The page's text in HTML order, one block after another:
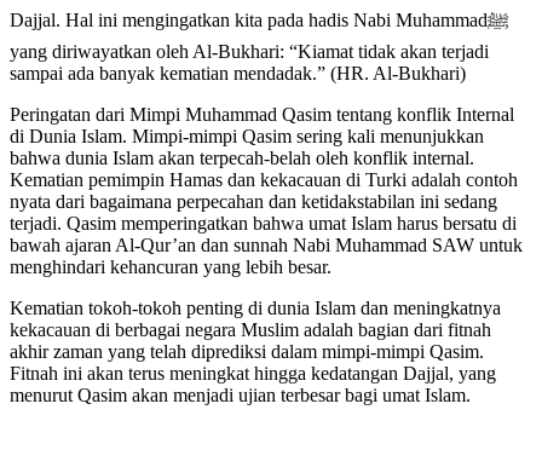
Dajjal. Hal ini mengingatkan kita pada hadis Nabi Muhammadﷺ
yang diriwayatkan oleh Al-Bukhari: “Kiamat tidak akan terjadi
sampai ada banyak kematian mendadak.” (HR. Al-Bukhari)
Peringatan dari Mimpi Muhammad Qasim tentang konflik Internal
di Dunia Islam. Mimpi-mimpi Qasim sering kali menunjukkan
bahwa dunia Islam akan terpecah-belah oleh konflik internal.
Kematian pemimpin Hamas dan kekacauan di Turki adalah contoh
nyata dari bagaimana perpecahan dan ketidakstabilan ini sedang
terjadi. Qasim memperingatkan bahwa umat Islam harus bersatu di
bawah ajaran Al-Qur’an dan sunnah Nabi Muhammad SAW untuk
menghindari kehancuran yang lebih besar.
Kematian tokoh-tokoh penting di dunia Islam dan meningkatnya
kekacauan di berbagai negara Muslim adalah bagian dari fitnah
akhir zaman yang telah diprediksi dalam mimpi-mimpi Qasim.
Fitnah ini akan terus meningkat hingga kedatangan Dajjal, yang
menurut Qasim akan menjadi ujian terbesar bagi umat Islam.